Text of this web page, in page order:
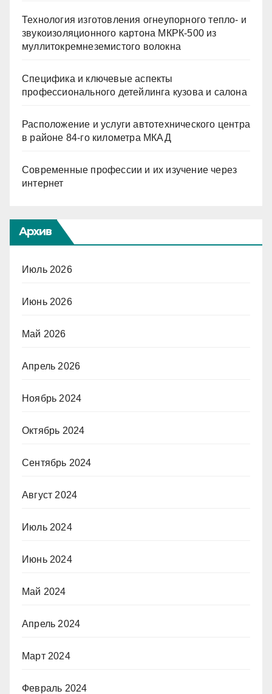
Технология изготовления огнеупорного тепло- и
звукоизоляционного картона МКРК-500 из
муллитокремнеземистого волокна
Специфика и ключевые аспекты
профессионального детейлинга кузова и салона
Расположение и услуги автотехнического центра
в районе 84-го километра МКАД
Современные профессии и их изучение через
интернет
Архив
Июль 2026
Июнь 2026
Май 2026
Апрель 2026
Ноябрь 2024
Октябрь 2024
Сентябрь 2024
Август 2024
Июль 2024
Июнь 2024
Май 2024
Апрель 2024
Март 2024
Февраль 2024